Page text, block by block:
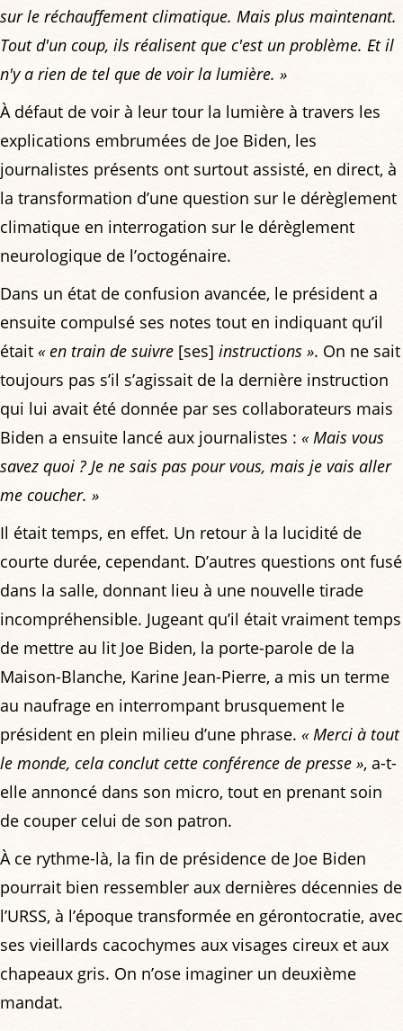
sur le réchauffement climatique. Mais plus maintenant.
Tout d'un coup, ils réalisent que c'est un problème. Et il
n'y a rien de tel que de voir la lumière. »
À défaut de voir à leur tour la lumière à travers les
explications embrumées de Joe Biden, les
journalistes présents ont surtout assisté, en direct, à
la transformation d’une question sur le dérèglement
climatique en interrogation sur le dérèglement
neurologique de l’octogénaire.
Dans un état de confusion avancée, le président a
ensuite compulsé ses notes tout en indiquant qu’il
était « en train de suivre [ses] instructions ». On ne sait
toujours pas s’il s’agissait de la dernière instruction
qui lui avait été donnée par ses collaborateurs mais
Biden a ensuite lancé aux journalistes : « Mais vous
savez quoi ? Je ne sais pas pour vous, mais je vais aller
me coucher. »
Il était temps, en effet. Un retour à la lucidité de
courte durée, cependant. D’autres questions ont fusé
dans la salle, donnant lieu à une nouvelle tirade
incompréhensible. Jugeant qu’il était vraiment temps
de mettre au lit Joe Biden, la porte-parole de la
Maison-Blanche, Karine Jean-Pierre, a mis un terme
au naufrage en interrompant brusquement le
président en plein milieu d’une phrase. « Merci à tout
le monde, cela conclut cette conférence de presse », a-t-
elle annoncé dans son micro, tout en prenant soin
de couper celui de son patron.
À ce rythme-là, la fin de présidence de Joe Biden
pourrait bien ressembler aux dernières décennies de
l’URSS, à l’époque transformée en gérontocratie, avec
ses vieillards cacochymes aux visages cireux et aux
chapeaux gris. On n’ose imaginer un deuxième
mandat.